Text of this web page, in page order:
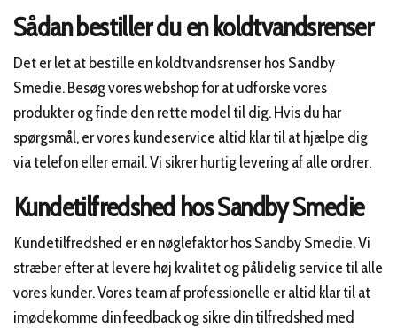
Sådan bestiller du en koldtvandsrenser
Det er let at bestille en koldtvandsrenser hos Sandby
Smedie. Besøg vores webshop for at udforske vores
produkter og finde den rette model til dig. Hvis du har
spørgsmål, er vores kundeservice altid klar til at hjælpe dig
via telefon eller email. Vi sikrer hurtig levering af alle ordrer.
Kundetilfredshed hos Sandby Smedie
Kundetilfredshed er en nøglefaktor hos Sandby Smedie. Vi
stræber efter at levere høj kvalitet og pålidelig service til alle
vores kunder. Vores team af professionelle er altid klar til at
imødekomme din feedback og sikre din tilfredshed med